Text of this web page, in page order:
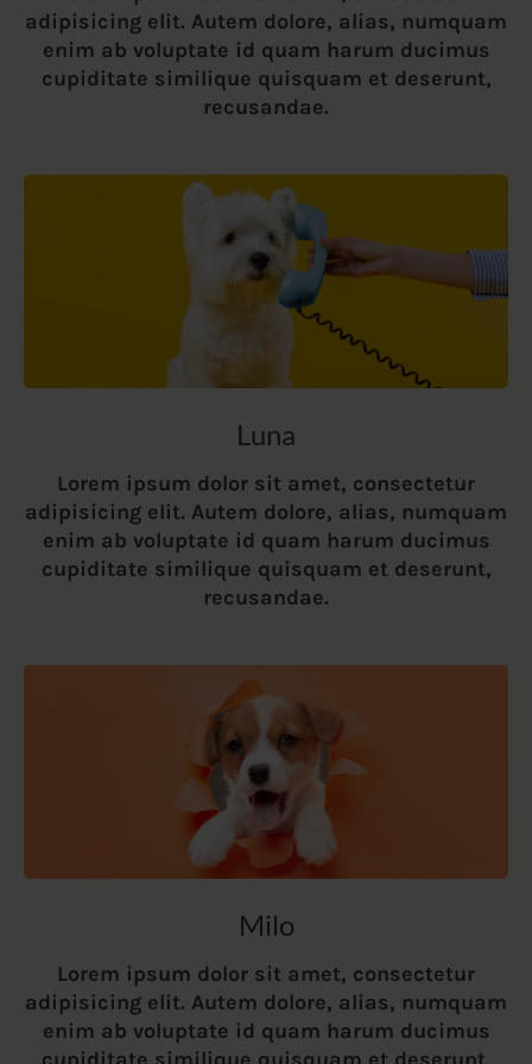
adipisicing elit. Autem dolore, alias, numquam
enim ab voluptate id quam harum ducimus
cupiditate similique quisquam et deserunt,
recusandae.
Luna
Lorem ipsum dolor sit amet, consectetur
adipisicing elit. Autem dolore, alias, numquam
enim ab voluptate id quam harum ducimus
cupiditate similique quisquam et deserunt,
recusandae.
Milo
Lorem ipsum dolor sit amet, consectetur
adipisicing elit. Autem dolore, alias, numquam
enim ab voluptate id quam harum ducimus